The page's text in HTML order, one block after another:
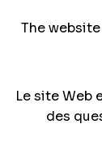
The
Le site Web
des